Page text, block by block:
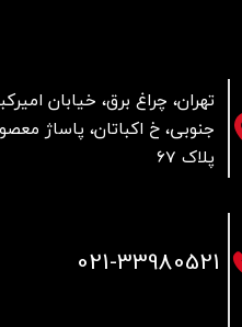
تهران، چراغ برق، خیابان
جنوبی، خ اکباتان، پاساژ
پلاک 67
021-33980521